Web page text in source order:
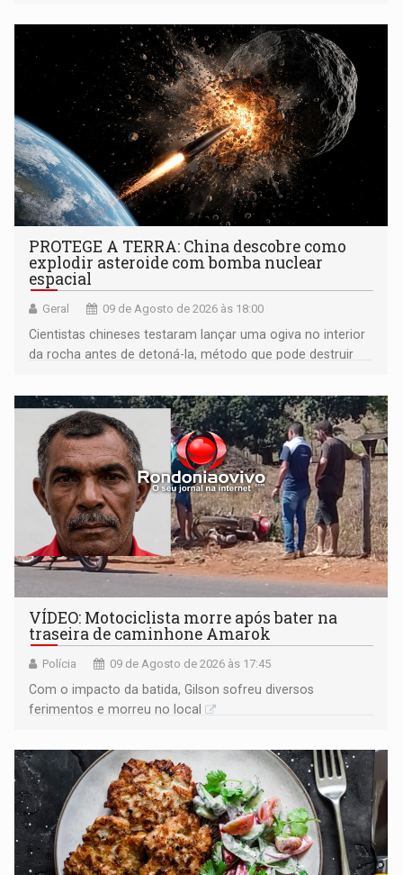
PROTEGE A TERRA: China descobre como
explodir asteroide com bomba nuclear
espacial
Geral 09 de Agosto de 2026 às 18:00
Cientistas chineses testaram lançar uma ogiva no interior
da rocha antes de detoná-la, método que pode destruir
VÍDEO: Motociclista morre após bater na
traseira de caminhone Amarok
Polícia 09 de Agosto de 2026 às 17:45
​Com o impacto da batida, Gilson sofreu diversos
ferimentos e morreu no local